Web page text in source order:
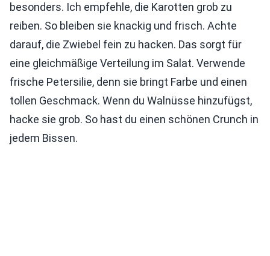
besonders. Ich empfehle, die Karotten grob zu
reiben. So bleiben sie knackig und frisch. Achte
darauf, die Zwiebel fein zu hacken. Das sorgt für
eine gleichmäßige Verteilung im Salat. Verwende
frische Petersilie, denn sie bringt Farbe und einen
tollen Geschmack. Wenn du Walnüsse hinzufügst,
hacke sie grob. So hast du einen schönen Crunch in
jedem Bissen.